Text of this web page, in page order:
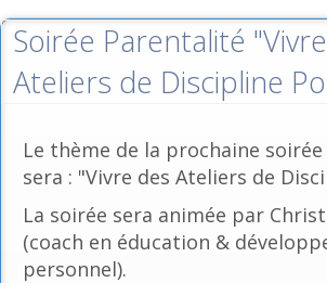
Soirée Parentalité
Ateliers de Discipline
Le thème de la prochaine
sera : "Vivre des Ateliers de
La soirée sera animée par
(coach en éducation &
personnel).